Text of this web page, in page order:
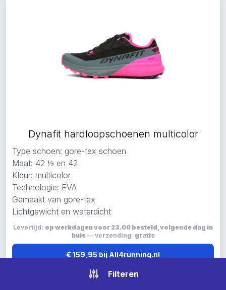
Dynafit hardloopschoenen multicolor
Type schoen: gore-tex schoen
Maat: 42 ½ en 42
Kleur: multicolor
Technologie: EVA
Gemaakt van gore-tex
Lichtgewicht en waterdicht
Levertijd: op werkdagen voor 23.00 besteld, volgende dag in
huis— verzending: gratis
€ 159,95 bij All4running.nl
Filteren